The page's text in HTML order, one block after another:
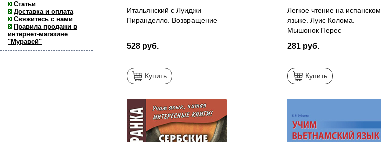
Статьи
Доставка и оплата
Свяжитесь с нами
Правила продажи в
интернет-магазине
"Муравей"
Итальянский с Луиджи
Пиранделло. Возвращение
528 руб.
Купить
Легкое чтение на испанском
языке. Луис Колома.
Мышонок Перес
281 руб.
Купить